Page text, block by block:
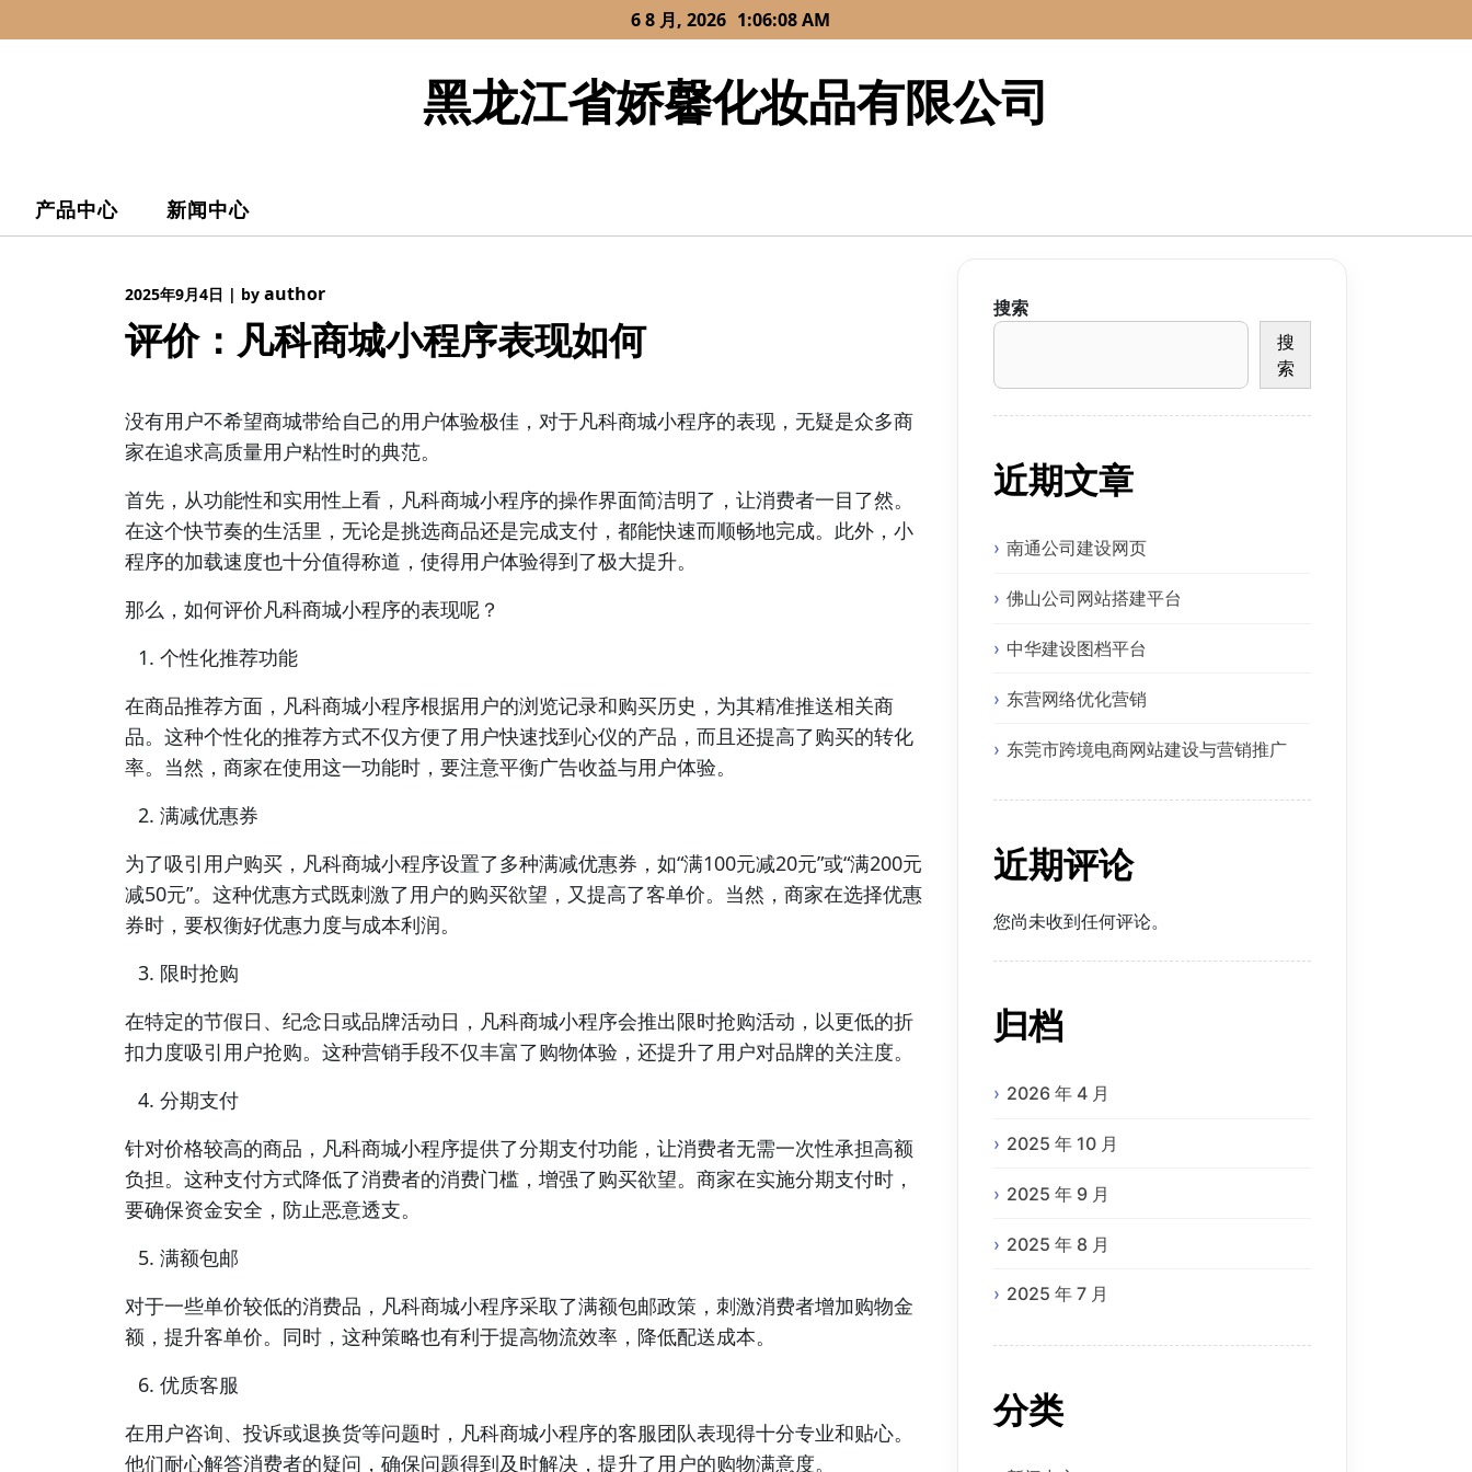
to
6 8 月, 2026 1:06:08 AM
黑龙江省娇馨化妆品有限公司
产品中心 新闻中心
2025年9月4日 | by author
评价：凡科商城小程序表现如何
没有用户不希望商城带给自己的用户体验极佳，对于凡科商城小程序的表现，无疑是众多商
家在追求高质量用户粘性时的典范。
首先，从功能性和实用性上看，凡科商城小程序的操作界面简洁明了，让消费者一目了然。
在这个快节奏的生活里，无论是挑选商品还是完成支付，都能快速而顺畅地完成。此外，小
程序的加载速度也十分值得称道，使得用户体验得到了极大提升。
那么，如何评价凡科商城小程序的表现呢？
个性化推荐功能
在商品推荐方面，凡科商城小程序根据用户的浏览记录和购买历史，为其精准推送相关商
品。这种个性化的推荐方式不仅方便了用户快速找到心仪的产品，而且还提高了购买的转化
率。当然，商家在使用这一功能时，要注意平衡广告收益与用户体验。
满减优惠券
为了吸引用户购买，凡科商城小程序设置了多种满减优惠券，如“满100元减20元”或“满200元
减50元”。这种优惠方式既刺激了用户的购买欲望，又提高了客单价。当然，商家在选择优惠
券时，要权衡好优惠力度与成本利润。
限时抢购
在特定的节假日、纪念日或品牌活动日，凡科商城小程序会推出限时抢购活动，以更低的折
扣力度吸引用户抢购。这种营销手段不仅丰富了购物体验，还提升了用户对品牌的关注度。
分期支付
针对价格较高的商品，凡科商城小程序提供了分期支付功能，让消费者无需一次性承担高额
负担。这种支付方式降低了消费者的消费门槛，增强了购买欲望。商家在实施分期支付时，
要确保资金安全，防止恶意透支。
满额包邮
对于一些单价较低的消费品，凡科商城小程序采取了满额包邮政策，刺激消费者增加购物金
额，提升客单价。同时，这种策略也有利于提高物流效率，降低配送成本。
优质客服
在用户咨询、投诉或退换货等问题时，凡科商城小程序的客服团队表现得十分专业和贴心。
他们耐心解答消费者的疑问，确保问题得到及时解决，提升了用户的购物满意度。
搜索
搜
索
近期文章
南通公司建设网页
佛山公司网站搭建平台
中华建设图档平台
东营网络优化营销
东莞市跨境电商网站建设与营销推广
近期评论
您尚未收到任何评论。
归档
2026 年 4 月
2025 年 10 月
2025 年 9 月
2025 年 8 月
2025 年 7 月
分类